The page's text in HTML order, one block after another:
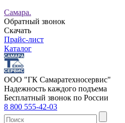
Самара.
Обратный звонок
Скачать
Прайс-лист
Каталог
ООО "ГК Самаратехносервис"
Надежность каждого подъема
Бесплатный звонок по России
8 800 555-42-03